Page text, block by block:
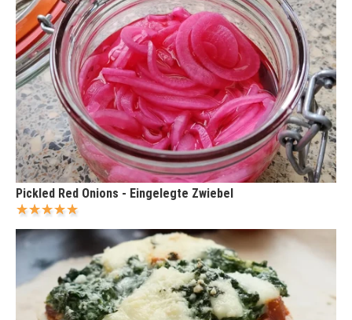
Pickled Red Onions - Eingelegte Zwiebel